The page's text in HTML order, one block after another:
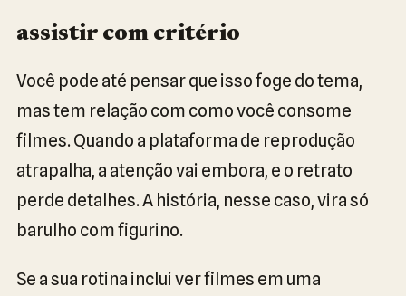
assistir com critério
Você pode até pensar que isso foge do tema,
mas tem relação com como você consome
filmes. Quando a plataforma de reprodução
atrapalha, a atenção vai embora, e o retrato
perde detalhes. A história, nesse caso, vira só
barulho com figurino.
Se a sua rotina inclui ver filmes em uma